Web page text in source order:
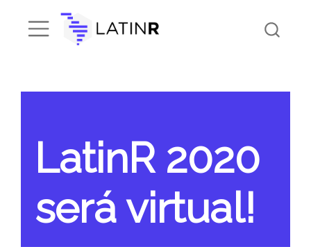
LatinR 2020
será virtual!